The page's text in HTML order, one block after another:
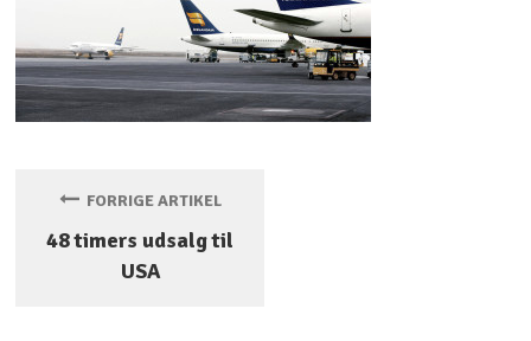
FORRIGE ARTIKEL
48 timers udsalg til
USA